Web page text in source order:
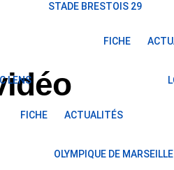
STADE BRESTOIS 29
FICHE
LENS
FICHE ACTUALITÉS
OLYMPIQUE DE MARSEILLE